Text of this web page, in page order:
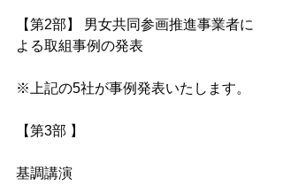
​【第2部】 男女共同参画推進事業者に
よる取組事例の発表
※上記の5社が事例発表いたします。
【​第3部 】
基調講演